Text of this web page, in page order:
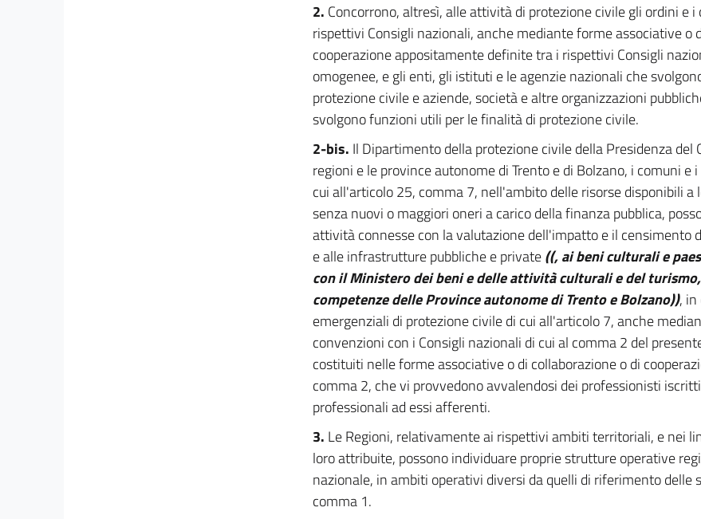
2. Concorrono, altresì, alle attività di protezione civile gli ordini e i
rispettivi Consigli nazionali, anche mediante forme associative o
cooperazione appositamente definite tra i rispettivi Consigli
omogenee, e gli enti, gli istituti e le agenzie nazionali che
protezione civile e aziende, società e altre organizzazioni
svolgono funzioni utili per le finalità di protezione civile.
2-bis. Il Dipartimento della protezione civile della Presidenza del
regioni e le province autonome di Trento e di Bolzano, i comuni e
cui all'articolo 25, comma 7, nell'ambito delle risorse disponibili a
senza nuovi o maggiori oneri a carico della finanza pubblica,
attività connesse con la valutazione dell'impatto e il censimento
e alle infrastrutture pubbliche e private((, ai beni culturali e
con il Ministero dei beni e delle attività culturali e del
competenze delle Province autonome di Trento e Bolzano)), in
emergenziali di protezione civile di cui all'articolo 7, anche
convenzioni con i Consigli nazionali di cui al comma 2 del
costituiti nelle forme associative o di collaborazione o di
comma 2, che vi provvedono avvalendosi dei professionisti
professionali ad essi afferenti.
3. Le Regioni, relativamente ai rispettivi ambiti territoriali, e nei
loro attribuite, possono individuare proprie strutture operative
nazionale, in ambiti operativi diversi da quelli di riferimento delle
comma 1.